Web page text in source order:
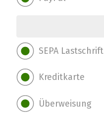
SEPA Lastschrift
Kreditkarte
Überweisung